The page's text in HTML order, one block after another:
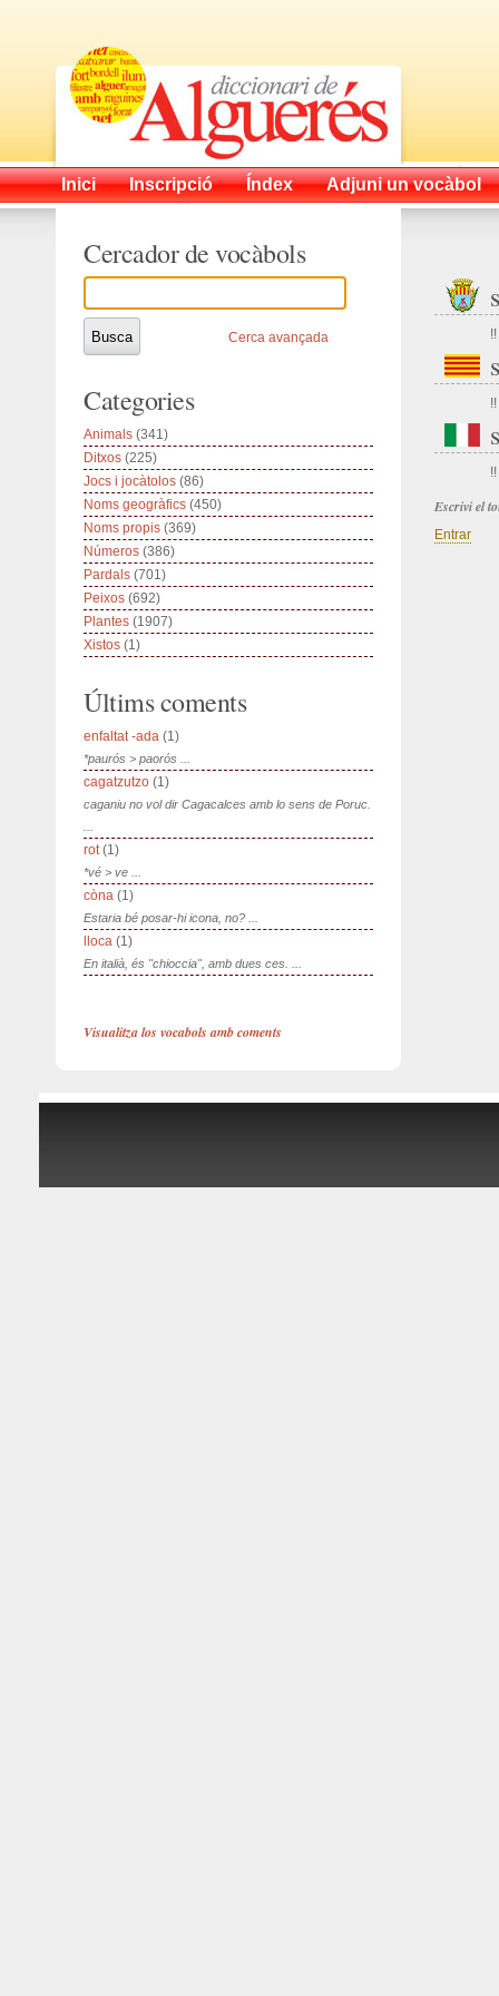
Inici Inscripció Índex Adjuni un vocàbol
!!
!!
!!
Escrivi el
Entrar
Cercador de vocàbols
Cerca avançada
Categories
Animals (341)
Ditxos (225)
Jocs i jocàtolos (86)
Noms geogràfics (450)
Noms propis (369)
Números (386)
Pardals (701)
Peixos (692)
Plantes (1907)
Xistos (1)
Últims coments
enfaltat -ada (1)
*paurós > paorós ...
cagatzutzo (1)
caganiu no vol dir Cagacalces amb lo sens de Poruc.
rot(1)
*vé > ve ...
còna (1)
Estaria bé posar-hi icona, no? ...
lloca (1)
En italià, és "chioccia", amb dues ces. ...
Visualitza los vocabols amb coments